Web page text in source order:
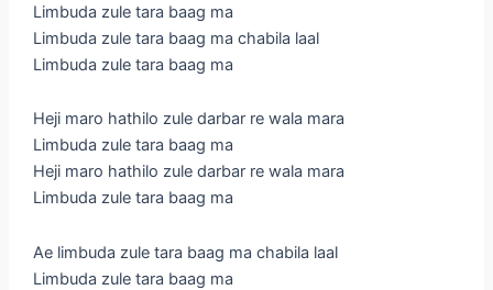
Limbuda zule tara baag ma
Limbuda zule tara baag ma chabila laal
Limbuda zule tara baag ma
Heji maro hathilo zule darbar re wala mara
Limbuda zule tara baag ma
Heji maro hathilo zule darbar re wala mara
Limbuda zule tara baag ma
Ae limbuda zule tara baag ma chabila laal
Limbuda zule tara baag ma